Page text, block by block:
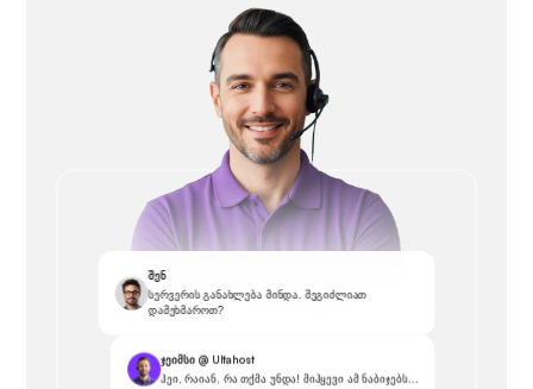
შენ
სერვერის განახლება მინდა. შეგიძლიათ
დამეხმაროთ?
ჯეიმსი @ Ultahost
ჰეი, რაიან, რა თქმა უნდა! მიჰყევი ამ ნაბიჯებს...